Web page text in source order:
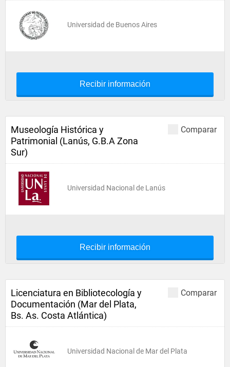
Universidad de Buenos Aires
Recibir información
Comparar
Museología Histórica y
Patrimonial (Lanús, G.B.A Zona
Sur)
Universidad Nacional de Lanús
Recibir información
Comparar
Licenciatura en Bibliotecología y
Documentación (Mar del Plata,
Bs. As. Costa Atlántica)
Universidad Nacional de Mar del Plata